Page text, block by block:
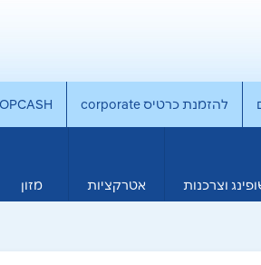
להזמנת כרטיס corporate
וצרכנות אטרקציות מזון